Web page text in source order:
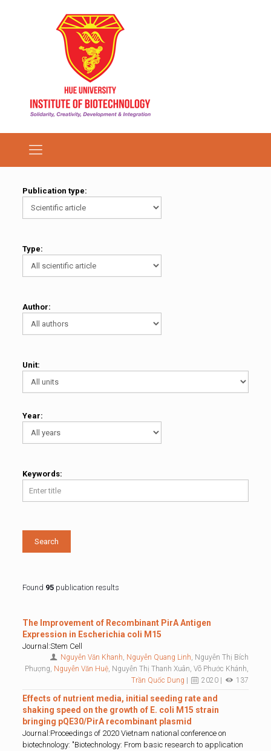
Publication type:
Type:
Author:
Unit:
Year:
Keywords:
Search
Found 95publication results
The Improvement of Recombinant PirA Antigen
Expression in Escherichia coli M15
Journal:Stem Cell
Nguyễn Văn Khanh, Nguyễn Quang Linh, Nguyễn Thị Bích
Phượng, Nguyễn Văn Huệ, Nguyễn Thị Thanh Xuân, Võ Phước Khánh,
Trần Quốc Dung
2020 | 137
Effects of nutrient media, initial seeding rate and
shaking speed on the growth of E. coli M15 strain
bringing pQE30/PirA recombinant plasmid
Journal:Proceedings of 2020 Vietnam national conference on
biotechnology: "Biotechnology: From basic research to application